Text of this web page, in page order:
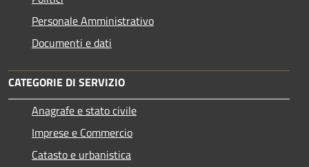
Personale Amministrativo
Documenti e dati
CATEGORIE DI SERVIZIO
Anagrafe e stato civile
Imprese e Commercio
Catasto e urbanistica